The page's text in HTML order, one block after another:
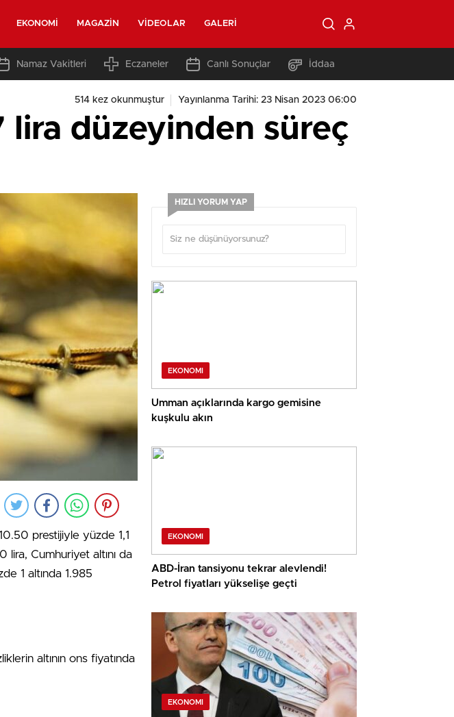
EKONOMI MAGAZIN VIDEOLAR GALERI
Namaz Vakitleri Eczaneler Canlı Sonuçlar İddaa
514 kez okunmuştur Yayınlanma Tarihi: 23 Nisan 2023 06:00
lira düzeyinden süreç
prestijiyle yüzde 1,1
lira, Cumhuriyet altını da
1 altında 1.985
altının ons fiyatında
HIZLI YORUM YAP
EKONOMI
Umman açıklarında kargo gemisine
kuşkulu akın
EKONOMI
ABD-İran tansiyonu tekrar alevlendi!
Petrol fiyatları yükselişe geçti
EKONOMI